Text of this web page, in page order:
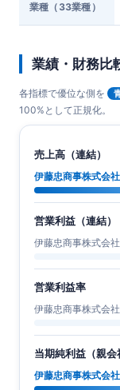
業種（33業種）
業績・財務比
各指標で優位な側を
100%として正規化。
売上高（連結）
伊藤忠商事株式会社
営業利益（連結）
伊藤忠商事株式会社
営業利益率
伊藤忠商事株式会社
当期純利益（親会
伊藤忠商事株式会社